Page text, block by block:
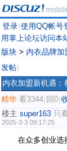
登录 使用QQ帐号
用掌上论坛访问本
版块 > 内衣品牌加
发帖
内衣加盟新机遇
精华 看3344 回0
楼主 super163 只
2025-3-3 09:17:25
在众多创业选